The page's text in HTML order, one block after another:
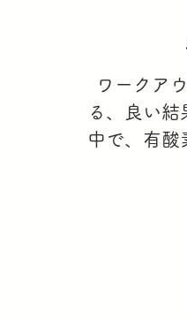
ワークア
る、良い
中で、有酸